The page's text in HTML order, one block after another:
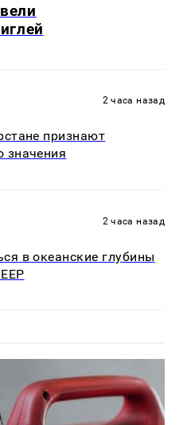
2 часа назад
признают
значения
2 часа назад
в океанские глубины